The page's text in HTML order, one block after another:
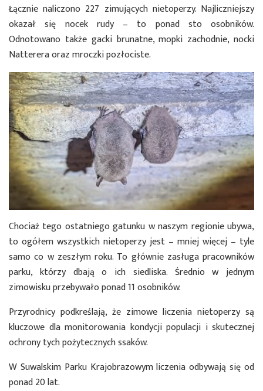
Łącznie naliczono 227 zimujących nietoperzy. Najliczniejszy
okazał się nocek rudy – to ponad sto osobników.
Odnotowano także gacki brunatne, mopki zachodnie, nocki
Natterera oraz mroczki pozłociste.
Chociaż tego ostatniego gatunku w naszym regionie ubywa,
to ogółem wszystkich nietoperzy jest – mniej więcej – tyle
samo co w zeszłym roku. To głównie zasługa pracowników
parku, którzy dbają o ich siedliska. Średnio w jednym
zimowisku przebywało ponad 11 osobników.
Przyrodnicy podkreślają, że zimowe liczenia nietoperzy są
kluczowe dla monitorowania kondycji populacji i skutecznej
ochrony tych pożytecznych ssaków.
W Suwalskim Parku Krajobrazowym liczenia odbywają się od
ponad 20 lat.